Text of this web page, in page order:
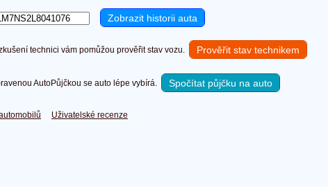
technici vám pomůžou prověřit stav vozu. Prověřit stav technikem
AutoPůjčkou se auto lépe vybírá. Spočítat půjčku na auto
Uživatelské recenze